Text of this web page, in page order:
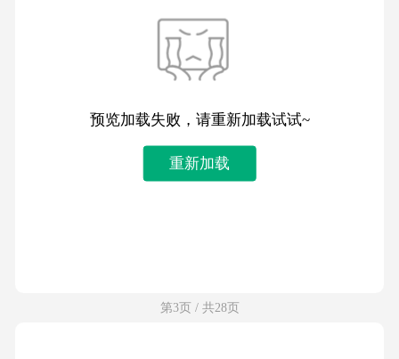
预览加载失败，请重新加载试试~
重新加载
第3页 / 共28页